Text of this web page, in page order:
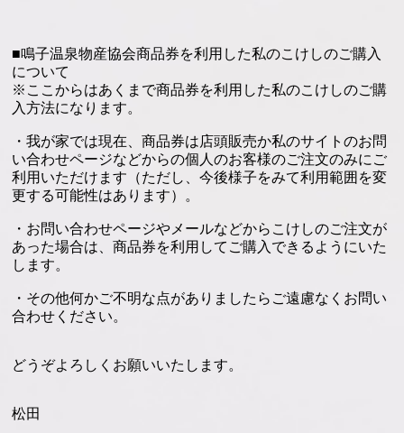
■鳴子温泉物産協会商品券を利用した私のこけしのご購入
について
※ここからはあくまで商品券を利用した私のこけしのご購
入方法になります。
・我が家では現在、商品券は店頭販売か私のサイトのお問
い合わせページなどからの個人のお客様のご注文のみにご
利用いただけます（ただし、今後様子をみて利用範囲を変
更する可能性はあります）。
・お問い合わせページやメールなどからこけしのご注文が
あった場合は、商品券を利用してご購入できるようにいた
します。
・その他何かご不明な点がありましたらご遠慮なくお問い
合わせください。
どうぞよろしくお願いいたします。
松田